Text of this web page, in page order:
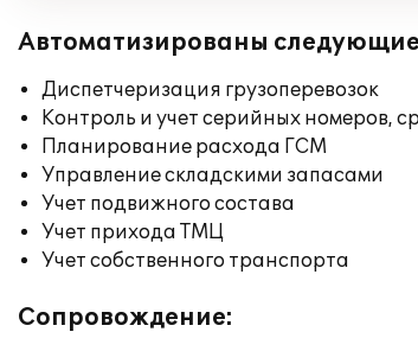
Автоматизированы
Диспетчеризация грузоперевозок
Контроль и учет серийных номеров,
Планирование расхода ГСМ
Управление складскими запасами
Учет подвижного состава
Учет прихода ТМЦ
Учет собственного транспорта
Сопровождение: